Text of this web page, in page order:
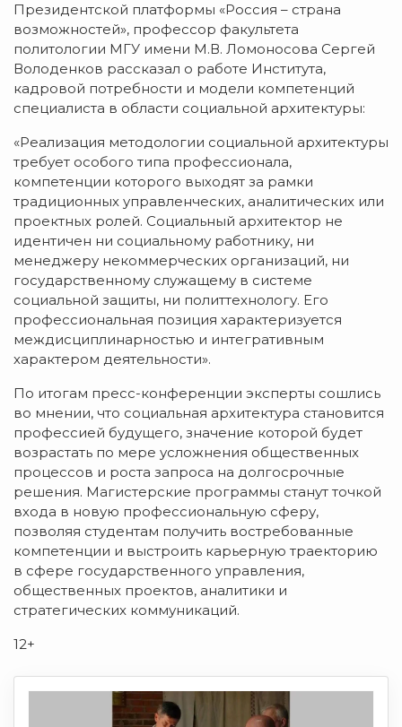
Президентской платформы «Россия – страна
возможностей», профессор факультета
политологии МГУ имени М.В. Ломоносова Сергей
Володенков рассказал о работе Института,
кадровой потребности и модели компетенций
специалиста в области социальной архитектуры:
«Реализация методологии социальной архитектуры
требует особого типа профессионала,
компетенции которого выходят за рамки
традиционных управленческих, аналитических или
проектных ролей. Социальный архитектор не
идентичен ни социальному работнику, ни
менеджеру некоммерческих организаций, ни
государственному служащему в системе
социальной защиты, ни политтехнологу. Его
профессиональная позиция характеризуется
междисциплинарностью и интегративным
характером деятельности».
По итогам пресс-конференции эксперты сошлись
во мнении, что социальная архитектура становится
профессией будущего, значение которой будет
возрастать по мере усложнения общественных
процессов и роста запроса на долгосрочные
решения. Магистерские программы станут точкой
входа в новую профессиональную сферу,
позволяя студентам получить востребованные
компетенции и выстроить карьерную траекторию
в сфере государственного управления,
общественных проектов, аналитики и
стратегических коммуникаций.
12+